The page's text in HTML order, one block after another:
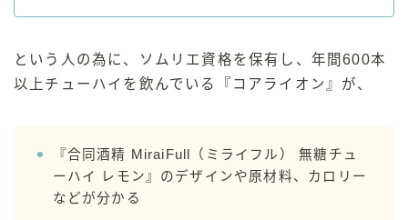
樽ハイ倶楽部
クリアクーラー
FRUITZER (フルーツァー）
という人の為に、ソムリエ資格を保有し、年間600本
以上チューハイを飲んでいる『コアライオン』が、
『合同酒精 MiraiFull（ミライフル） 無糖チュ
ーハイ レモン』のデザインや原材料、カロリー
などが分かる